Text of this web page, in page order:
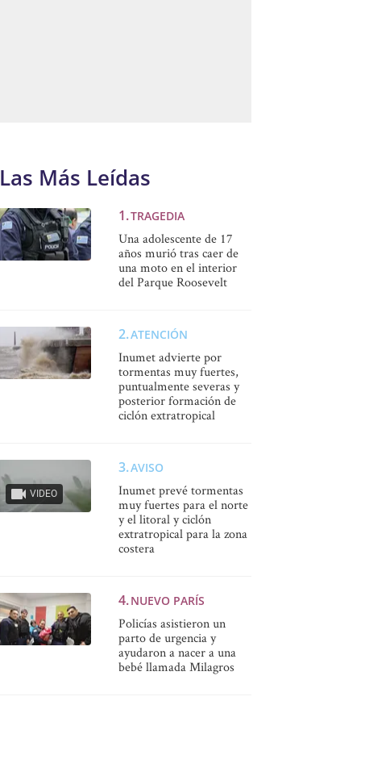
Las Más Leídas
TRAGEDIA
Una adolescente de 17
años murió tras caer de
una moto en el interior
del Parque Roosevelt
ATENCIÓN
Inumet advierte por
tormentas muy fuertes,
puntualmente severas y
posterior formación de
ciclón extratropical
VIDEO
AVISO
Inumet prevé tormentas
muy fuertes para el norte
y el litoral y ciclón
extratropical para la zona
costera
NUEVO PARÍS
Policías asistieron un
parto de urgencia y
ayudaron a nacer a una
bebé llamada Milagros